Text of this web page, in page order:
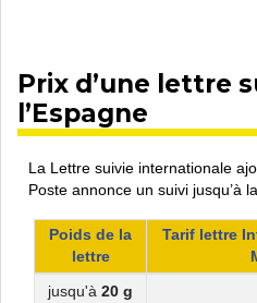
Prix d’une lettre
l’Espagne
La Lettre suivie internationale
Poste annonce un suivi jusqu’à
Poids de la
lettre
Tarif lettre
jusqu'à 20 g